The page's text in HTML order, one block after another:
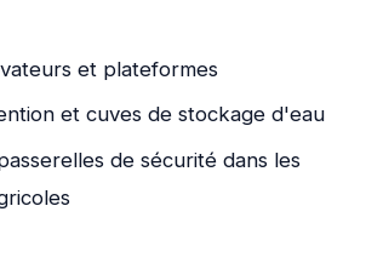
et plateformes
et cuves de stockage d'eau
de sécurité dans les